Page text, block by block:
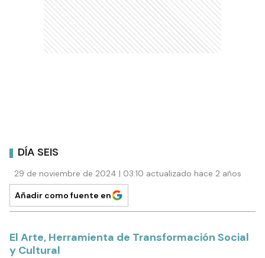
DÍA SEIS
29 de noviembre de 2024 | 03:10 actualizado hace 2 años
Añadir como fuente en
El Arte, Herramienta de Transformación Social
y Cultural